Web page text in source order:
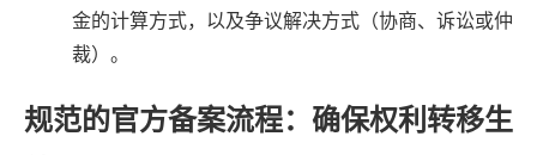
金的计算方式，以及争议解决方式（协商、诉讼或仲
裁）。
规范的官方备案流程：确保权利转移生